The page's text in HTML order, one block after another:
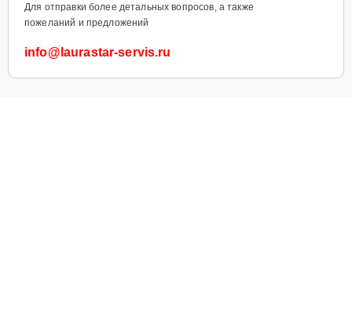
Для отправки более детальных вопросов, а также
пожеланий и предложений
info@laurastar-servis.ru